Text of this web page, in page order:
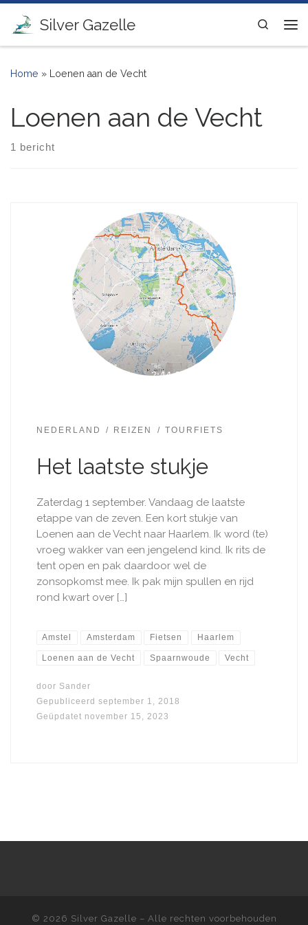
Ga naar inhoud
Silver Gazelle
Search
Home » Loenen aan de Vecht
Loenen aan de Vecht
1 bericht
NEDERLAND REIZEN TOURFIETS
Het laatste stukje
Zaterdag 1 september. Vandaag de laatste
etappe van de zeven. Een kort stukje van
Loenen aan de Vecht naar Haarlem. Ik word (te)
vroeg wakker van een jengelend kind. Ik rits de
tent open en pak daardoor wel de
zonsopkomst mee. Ik pak mijn spullen en rijd
rond kwart over […]
Amstel Amsterdam Fietsen Haarlem
Loenen aan de Vecht Spaarnwoude Vecht
door Sander
Gepubliceerd september 1, 2018
Geüpdatet november 15, 2023
© 2026 Silver Gazelle – Alle rechten voorbehouden